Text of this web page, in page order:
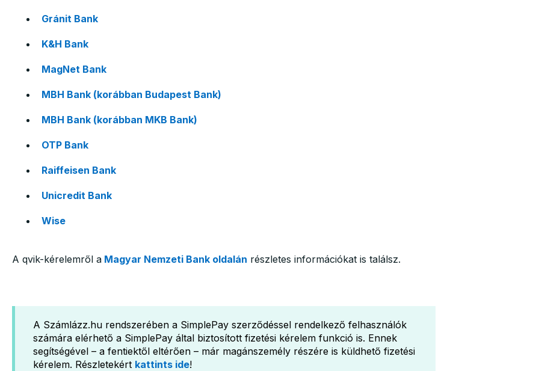
Gránit Bank
K&H Bank
MagNet Bank
MBH Bank (korábban Budapest Bank)
MBH Bank (korábban MKB Bank)
OTP Bank
Raiffeisen Bank
Unicredit Bank
Wise
A qvik-kérelemről a Magyar Nemzeti Bank oldalán részletes információkat is találsz.
A Számlázz.hu rendszerében a SimplePay szerződéssel rendelkező felhasználók
számára elérhető a SimplePay által biztosított fizetési kérelem funkció is. Ennek
segítségével – a fentiektől eltérően – már magánszemély részére is küldhető fizetési
kérelem. Részletekért kattints ide!